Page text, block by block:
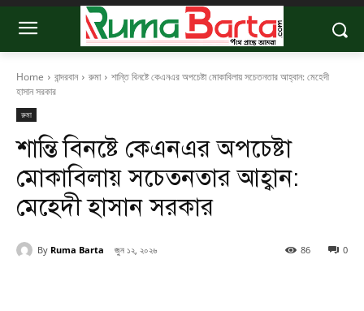
Home বান্দরবান রুমা
শান্তি বিনষ্টে কেএনএর অপচেষ্টা মোকাবিলায় সচেতনতার আহ্বান: মেহেদী
হাসান সরকার
রুমা
শান্তি বিনষ্টে কেএনএর অপচেষ্টা
মোকাবিলায় সচেতনতার আহ্বান:
মেহেদী হাসান সরকার
By Ruma Barta জুন ১২, ২০২৬ 0
86